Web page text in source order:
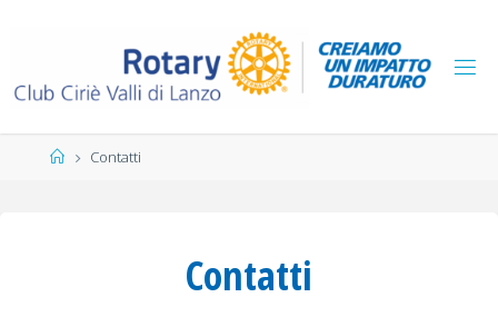
HomeContatti
Contatti